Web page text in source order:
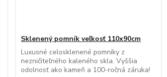
Sklenený pomník veľkosť 110x90cm
Luxusné celosklenené pomníky z
nezničiteľného kaleného skla. Vyššia
odolnosť ako kameň a 100-ročná záruka!